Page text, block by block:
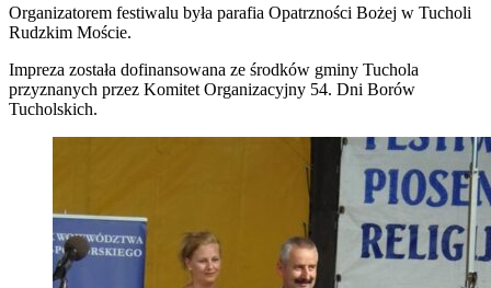
Organizatorem festiwalu była parafia Opatrzności Bożej w Tucholi
Rudzkim Moście.
Impreza została dofinansowana ze środków gminy Tuchola
przyznanych przez Komitet Organizacyjny 54. Dni Borów
Tucholskich.